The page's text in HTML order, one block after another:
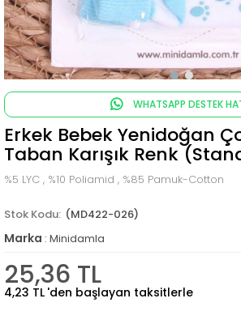
WHATSAPP DESTEK
Erkek Bebek Yenidoğan
Taban Karışık Renk
%5 LYC , %10 Poliamid , %85 Pamuk-Cotton
(MD422-026)
Marka : Minidamla
25,36 TL
4,23 TL 'den başlayan taksitlerle